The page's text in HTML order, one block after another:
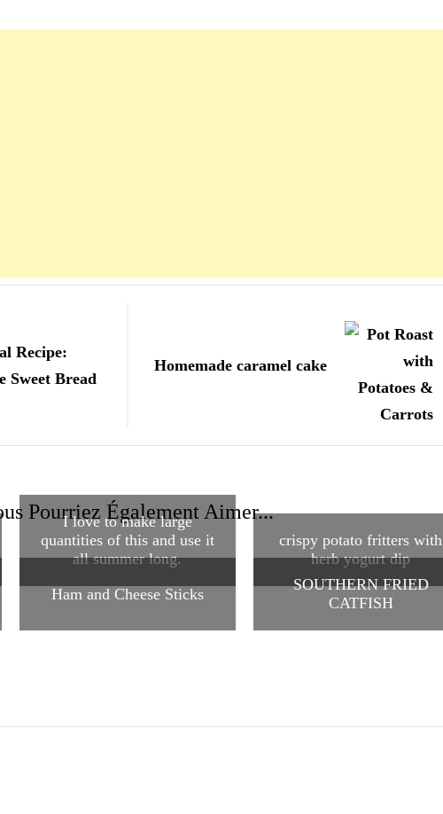
Recipe:
Sweet Bread
Homemade caramel cake
Pourriez Également Aimer...
I love to make large
quantities of this and use it
all summer long.
crispy potato fritters with
herb yogurt dip
Ham and Cheese Sticks
SOUTHERN FRIED
CATFISH